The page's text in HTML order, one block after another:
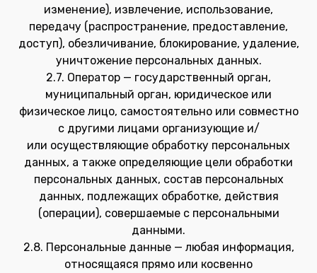
изменение), извлечение, использование,
передачу (распространение, предоставление,
доступ), обезличивание, блокирование, удаление,
уничтожение персональных данных.
2.7. Оператор — государственный орган,
муниципальный орган, юридическое или
физическое лицо, самостоятельно или совместно
с другими лицами организующие и/
или осуществляющие обработку персональных
данных, а также определяющие цели обработки
персональных данных, состав персональных
данных, подлежащих обработке, действия
(операции), совершаемые с персональными
данными.
2.8. Персональные данные — любая информация,
относящаяся прямо или косвенно